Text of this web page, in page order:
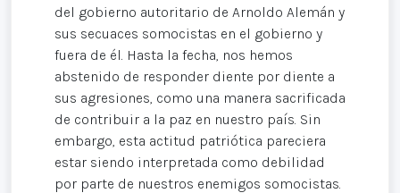
del gobierno autoritario de Arnoldo Alemán y
sus secuaces somocistas en el gobierno y
fuera de él. Hasta la fecha, nos hemos
abstenido de responder diente por diente a
sus agresiones, como una manera sacrificada
de contribuir a la paz en nuestro país. Sin
embargo, esta actitud patriótica pareciera
estar siendo interpretada como debilidad
por parte de nuestros enemigos somocistas.